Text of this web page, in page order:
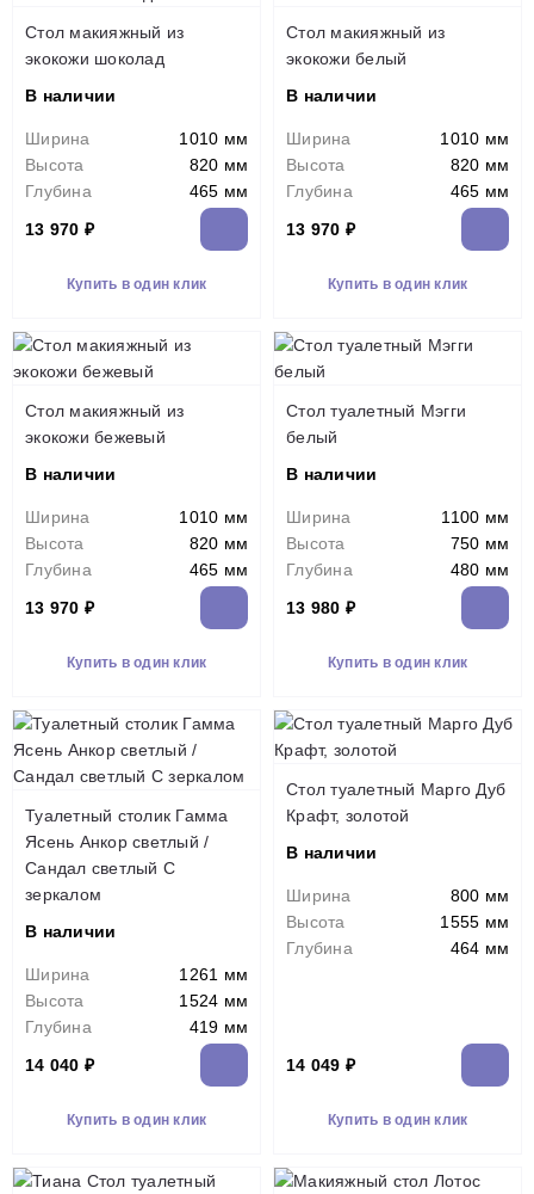
Стол макияжный из
экокожи шоколад
В наличии
Ширина
1010 мм
Высота
820 мм
Глубина
465 мм
13 970 ₽
Купить в один клик
Стол макияжный из
экокожи белый
В наличии
Ширина
1010 мм
Высота
820 мм
Глубина
465 мм
13 970 ₽
Купить в один клик
Стол макияжный из
экокожи бежевый
В наличии
Ширина
1010 мм
Высота
820 мм
Глубина
465 мм
13 970 ₽
Купить в один клик
Стол туалетный Мэгги
белый
В наличии
Ширина
1100 мм
Высота
750 мм
Глубина
480 мм
13 980 ₽
Купить в один клик
Туалетный столик Гамма
Ясень Анкор светлый /
Сандал светлый С
зеркалом
В наличии
Ширина
1261 мм
Высота
1524 мм
Глубина
419 мм
14 040 ₽
Купить в один клик
Стол туалетный Марго Дуб
Крафт, золотой
В наличии
Ширина
800 мм
Высота
1555 мм
Глубина
464 мм
14 049 ₽
Купить в один клик